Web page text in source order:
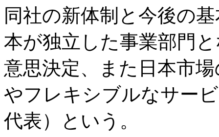
同社の新体制と今後の
本が独立した事業部門
意思決定、また日本市
やフレキシブルなサー
代表）という。